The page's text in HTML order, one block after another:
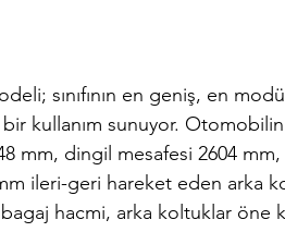
sınıfının en geniş, en
kullanım sunuyor.
mm, dingil mesafesi 2604
ileri-geri hareket eden arka
hacmi, arka koltuklar öne